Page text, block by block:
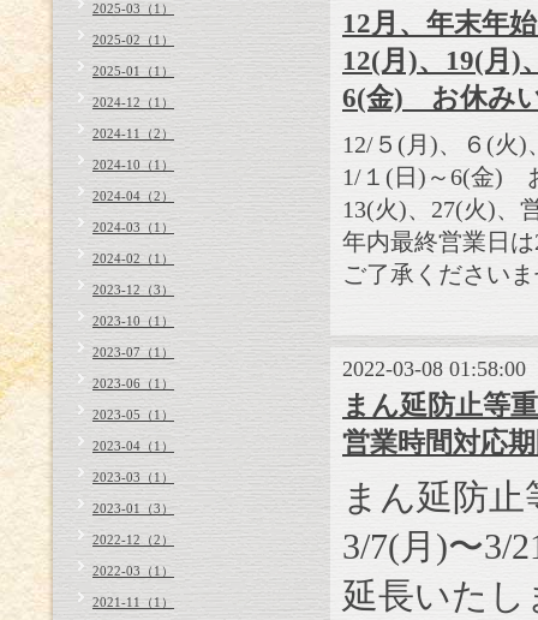
12月、年末年
12(月)、19(月)
6(金) お休み
12/５(月)、６(火)
1/１(日)～6(金)
13(火)、27(火)、
年内最終営業日
ご了承ください
2022-03-08 01:58:00
まん延防止等
営業時間対応
まん延防
3/7(月)〜3/
延長いたし
2025-03（1）
2025-02（1）
2025-01（1）
2024-12（1）
2024-11（2）
2024-10（1）
2024-04（2）
2024-03（1）
2024-02（1）
2023-12（3）
2023-10（1）
2023-07（1）
2023-06（1）
2023-05（1）
2023-04（1）
2023-03（1）
2023-01（3）
2022-12（2）
2022-03（1）
2021-11（1）